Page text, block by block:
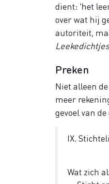
dient: 'het
over wat hij
autoriteit,
Leekedichtjes
Preken
Niet alleen
meer
gevoel van
IX.
Wat zich